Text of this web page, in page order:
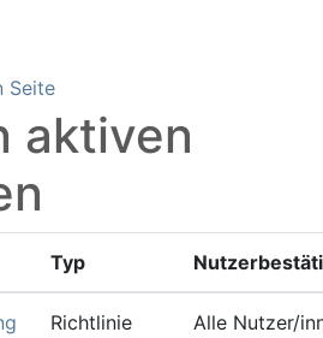
Seite
aktiven
Typ
Richtlinie
Alle Nutzer/